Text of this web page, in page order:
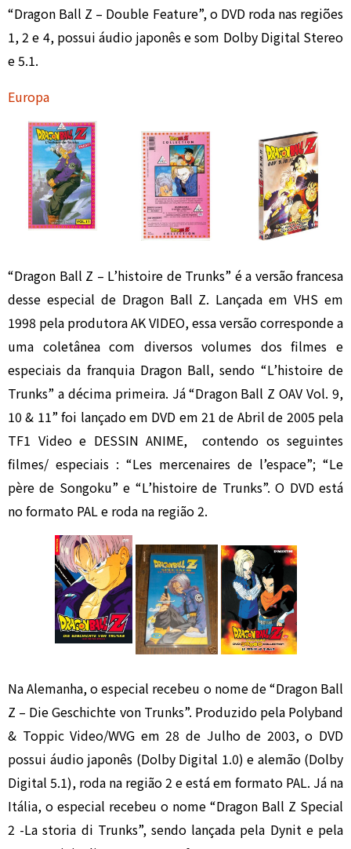
“Dragon Ball Z – Double Feature”, o DVD roda nas regiões
1, 2 e 4, possui áudio japonês e som Dolby Digital Stereo
e 5.1.
Europa
“Dragon Ball Z – L’histoire de Trunks” é a versão francesa
desse especial de Dragon Ball Z. Lançada em VHS em
1998 pela produtora AK VIDEO, essa versão corresponde a
uma coletânea com diversos volumes dos filmes e
especiais da franquia Dragon Ball, sendo “L’histoire de
Trunks” a décima primeira. Já “Dragon Ball Z OAV Vol. 9,
10 & 11” foi lançado em DVD em 21 de Abril de 2005 pela
TF1 Video e DESSIN ANIME, contendo os seguintes
filmes/ especiais : “Les mercenaires de l’espace”; “Le
père de Songoku” e “L’histoire de Trunks”. O DVD está
no formato PAL e roda na região 2.
Na Alemanha, o especial recebeu o nome de “Dragon Ball
Z – Die Geschichte von Trunks”. Produzido pela Polyband
& Toppic Video/WVG em 28 de Julho de 2003, o DVD
possui áudio japonês (Dolby Digital 1.0) e alemão (Dolby
Digital 5.1), roda na região 2 e está em formato PAL. Já na
Itália, o especial recebeu o nome “Dragon Ball Z Special
2 -La storia di Trunks”, sendo lançada pela Dynit e pela